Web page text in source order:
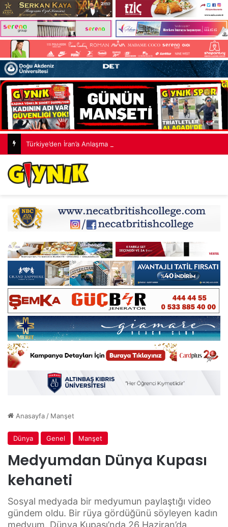
Türkiye’den İran’a Anlaşma Mesajı
Anasayfa/ Manşet
Dünya Genel Manşet
Medyumdan Dünya Kupası
kehaneti
Sosyal medyada bir medyumun paylaştığı video
gündem oldu. Bir rüya gördüğünü söyleyen kadın